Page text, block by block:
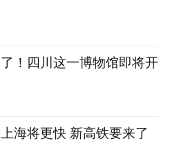
！四川这一博物馆即将开
海将更快 新高铁要来了